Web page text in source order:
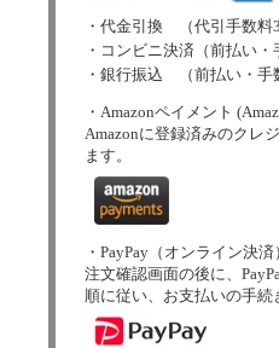
・代金引換 （代引手数料
・コンビニ決済（前払い・
・銀行振込 （前払い・手
・Amazonペイメント
Amazonに登録済みのクレ
ます。
・PayPay（オンライン決
注文確認画面の後に、
順に従い、お支払いの手続